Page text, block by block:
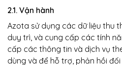
2.1. Vận hành
Azota sử dụng các dữ liệu thu
duy trì, và cung cấp các tính
cấp các thông tin và dịch vụ
dùng và để hỗ trợ, phản hồi